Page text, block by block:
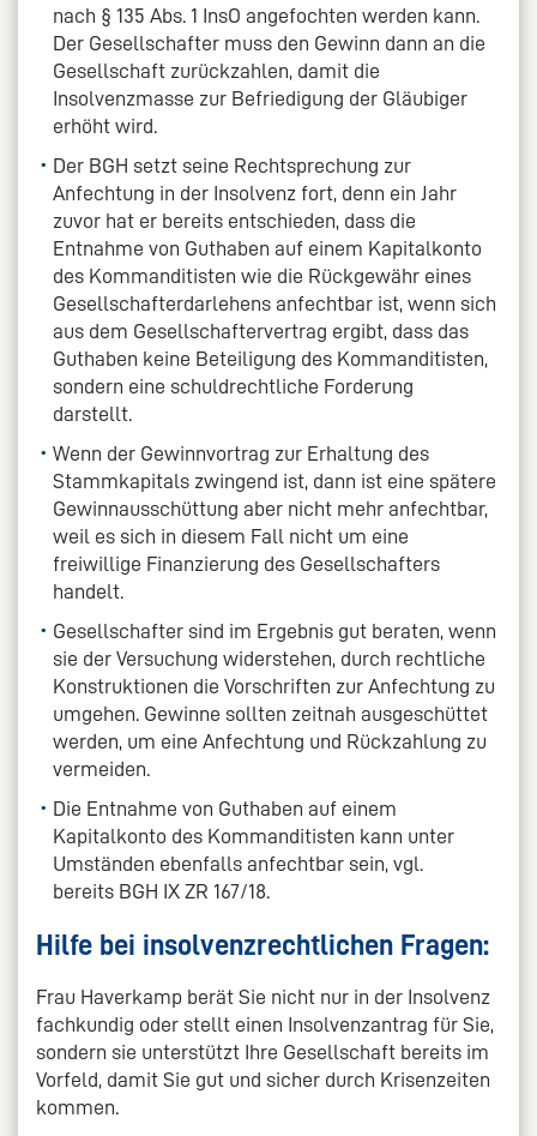
nach § 135 Abs. 1 InsO angefochten werden kann.
Der Gesellschafter muss den Gewinn dann an die
Gesellschaft zurückzahlen, damit die
Insolvenzmasse zur Befriedigung der Gläubiger
erhöht wird.
Der BGH setzt seine Rechtsprechung zur
Anfechtung in der Insolvenz fort, denn ein Jahr
zuvor hat er bereits entschieden, dass die
Entnahme von Guthaben auf einem Kapitalkonto
des Kommanditisten wie die Rückgewähr eines
Gesellschafterdarlehens anfechtbar ist, wenn sich
aus dem Gesellschaftervertrag ergibt, dass das
Guthaben keine Beteiligung des Kommanditisten,
sondern eine schuldrechtliche Forderung
darstellt.
Wenn der Gewinnvortrag zur Erhaltung des
Stammkapitals zwingend ist, dann ist eine spätere
Gewinnausschüttung aber nicht mehr anfechtbar,
weil es sich in diesem Fall nicht um eine
freiwillige Finanzierung des Gesellschafters
handelt.
Gesellschafter sind im Ergebnis gut beraten, wenn
sie der Versuchung widerstehen, durch rechtliche
Konstruktionen die Vorschriften zur Anfechtung zu
umgehen. Gewinne sollten zeitnah ausgeschüttet
werden, um eine Anfechtung und Rückzahlung zu
vermeiden.
Die Entnahme von Guthaben auf einem
Kapitalkonto des Kommanditisten kann unter
Umständen ebenfalls anfechtbar sein, vgl.
bereits BGH IX ZR 167/18.
Hilfe bei insolvenzrechtlichen Fragen:
Frau Haverkamp berät Sie nicht nur in der Insolvenz
fachkundig oder stellt einen Insolvenzantrag für Sie,
sondern sie unterstützt Ihre Gesellschaft bereits im
Vorfeld, damit Sie gut und sicher durch Krisenzeiten
kommen.